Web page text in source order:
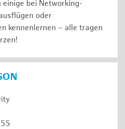
einige bei Networking-
oder
kennenlernen – alle tragen